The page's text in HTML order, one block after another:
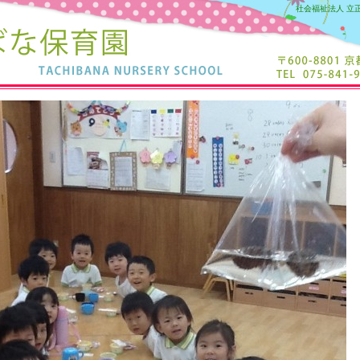
社会福祉法人 立